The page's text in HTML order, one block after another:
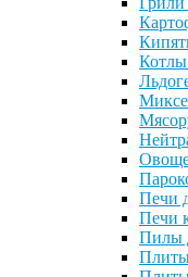
Печи
Печи
Пилы